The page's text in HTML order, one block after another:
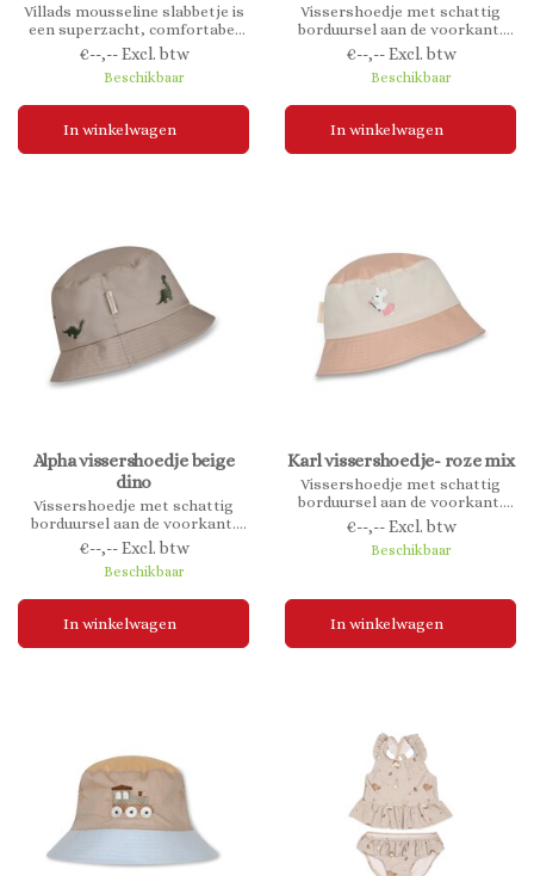
Villads mousseline slabbetje is
een superzacht, comfortabel
en omkeerbaar slabbetje. Het
slabbetje sluit met drukknopen
en is in maat verstelbaar.
€--,-- Excl. btw
Beschikbaar
In winkelwagen
Vissershoedje met schattig
borduursel aan de voorkant.
Gemaakt van 100% biologisch
katoen.
€--,-- Excl. btw
Beschikbaar
In winkelwagen
Alpha vissershoedje beige
dino
Vissershoedje met schattig
borduursel aan de voorkant.
Gemaakt van 100% biologisch
katoen.
€--,-- Excl. btw
Beschikbaar
In winkelwagen
Karl vissershoedje- roze mix
Vissershoedje met schattig
borduursel aan de voorkant.
Gemaakt van 100% biologisch
katoen.
€--,-- Excl. btw
Beschikbaar
In winkelwagen